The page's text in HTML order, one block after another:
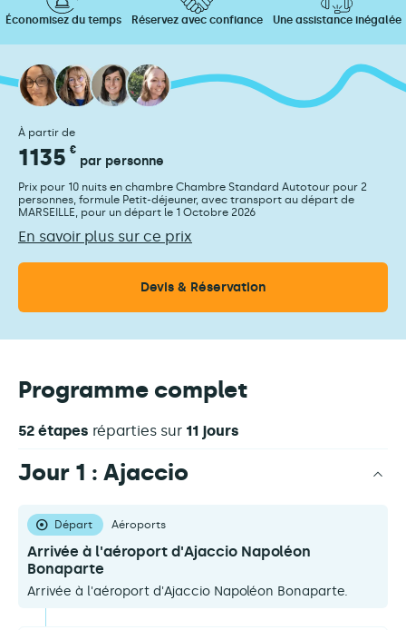
Économisez du temps Réservez avec confiance Une assistance inégalée
À partir de
1135 €
par personne
Prix pour 10 nuits en chambre Chambre Standard Autotour pour 2
personnes, formule Petit-déjeuner, avec transport au départ de
MARSEILLE, pour un départ le 1 Octobre 2026
En savoir plus sur ce prix
Devis & Réservation
Programme complet
52 étapes réparties sur 11 jours
Jour 1 : Ajaccio
Départ Aéroports
Arrivée à l'aéroport d'Ajaccio Napoléon
Bonaparte
Arrivée à l'aéroport d'Ajaccio Napoléon Bonaparte.